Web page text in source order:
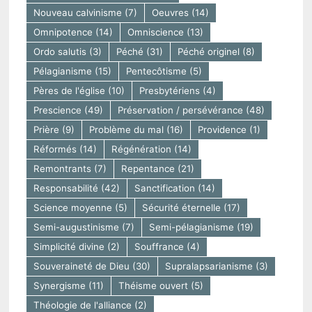
Nouveau calvinisme (7) Oeuvres(14)
Omnipotence (14) Omniscience (13)
Ordo salutis(3) Péché (31) Péché originel (8)
Pélagianisme (15) Pentecôtisme (5)
Pères de l'église (10) Presbytériens(4)
Prescience (49) Préservation / persévérance (48)
Prière (9) Problème du mal (16) Providence (1)
Réformés(14) Régénération (14)
Remontrants(7) Repentance (21)
Responsabilité (42) Sanctification (14)
Science moyenne (5) Sécurité éternelle (17)
Semi-augustinisme (7) Semi-pélagianisme (19)
Simplicité divine (2) Souffrance (4)
Souveraineté de Dieu (30) Supralapsarianisme (3)
Synergisme (11) Théisme ouvert(5)
Théologie de l'alliance (2)